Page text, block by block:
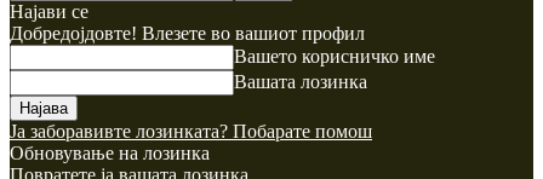
Најави се
Добредојдовте! Влезете во вашиот профил
Вашето корисничко име
Вашата лозинка
Ја заборавивте лозинката? Побарате помош
Обновување на лозинка
Повратете ја вашата лозинка